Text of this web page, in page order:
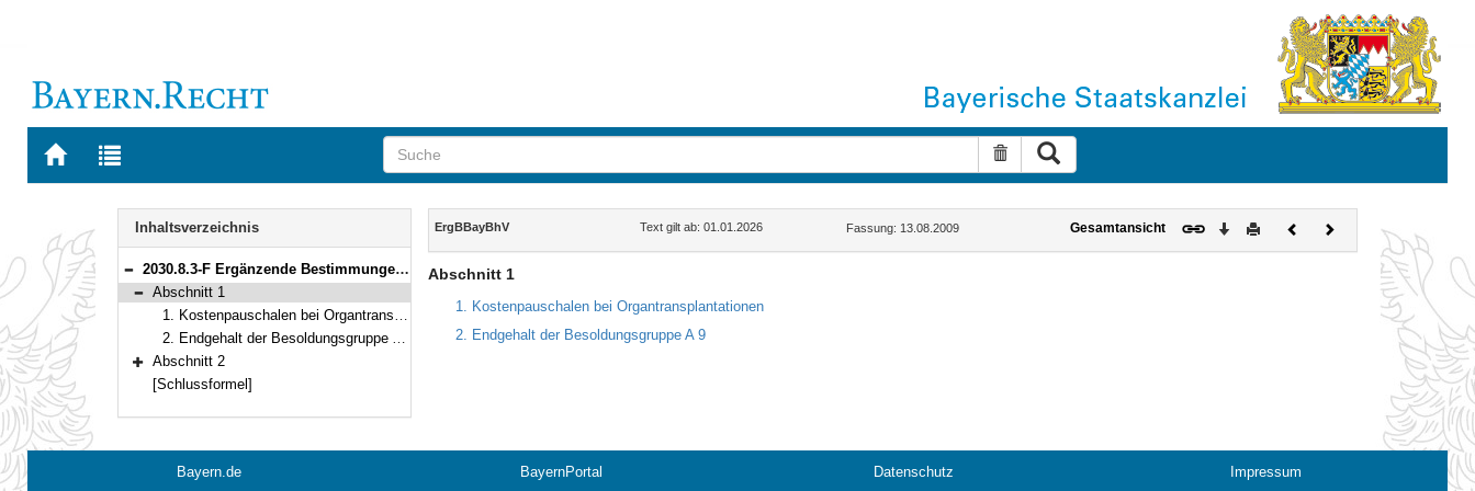
Zur
BAYERN.RECHT
Zur
letzten
Suche zurücksetzen
Navigation
Inhaltsverzeichnis
Bereich reduzieren
2030.8.3-F Ergänzende Bestimmungen zum Vollzug der Bayerischen Beihilfeverordnung (ErgBBayBhV) Bekanntmachung des Bayerischen Staatsministeriums der Finanzen vom 13. August 2009, Az. 25 - P 1820 - 0827 - 30 261/09 (FMBl. S. 358) (StAnz. Nr. 35)
Bereich reduzieren
Abschnitt 1
1. Kostenpauschalen bei Organtransplantationen
2. Endgehalt der Besoldungsgruppe A 9
Bereich erweitern
Abschnitt 2
[Schlussformel]
Inhalt
ErgBBayBhV Text gilt ab: 01.01.2026 Fassung: 13.08.2009 Gesamtansicht Download
DruckenVorherigesNächstes
Dokument
Abschnitt 1
1. Kostenpauschalen bei Organtransplantationen
2. Endgehalt der Besoldungsgruppe A 9
Bayern.de BayernPortal Datenschutz
Impressum